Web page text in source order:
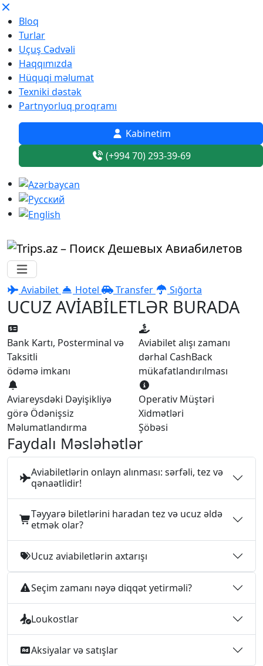
Bloq
Turlar
Uçuş Cədvəli
Haqqımızda
Hüquqi məlumat
Texniki dəstək
Partnyorluq proqramı
Kabinetim
(+994 70) 293-39-69
Aviabilet Hotel Transfer Sığorta
UCUZ AVİABİLETLƏR BURADA
Bank Kartı, Posterminal və
Taksitli
ödəmə imkanı
Aviabilet alışı zamanı
dərhal CashBack
mükafatlandırılması
Aviareysdəki Dəyişikliyə
görə Ödənişsiz
Məlumatlandırma
Operativ Müştəri
Xidmətləri
Şöbəsi
Faydalı Məsləhətlər
Aviabiletlərin onlayn alınması: sərfəli, tez və
qənaətlidir!
Təyyarə biletlərini haradan tez və ucuz əldə
etmək olar?
Ucuz aviabiletlərin axtarışı
Seçim zamanı nəyə diqqət yetirməli?
Loukostlar
Aksiyalar və satışlar